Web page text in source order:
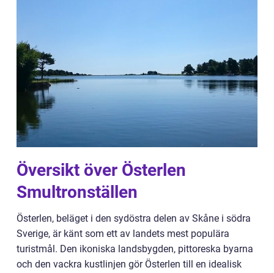
Översikt över Österlen
Smultronställen
Österlen, beläget i den sydöstra delen av Skåne i södra
Sverige, är känt som ett av landets mest populära
turistmål. Den ikoniska landsbygden, pittoreska byarna
och den vackra kustlinjen gör Österlen till en idealisk